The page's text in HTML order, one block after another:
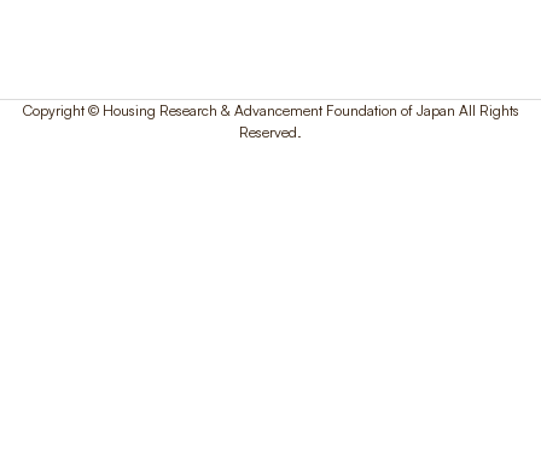
Copyright © Housing Research & Advancement Foundation of Japan All Rights
Reserved.